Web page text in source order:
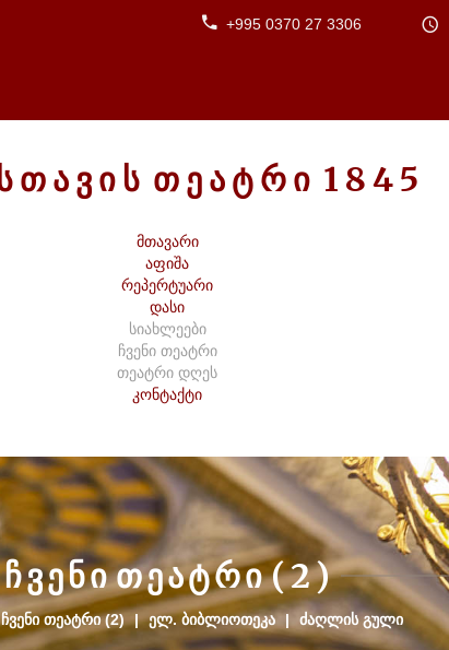
+995 0370 27 3306
ᲗᲐᲕᲘᲡ ᲗᲔᲐᲢᲠᲘ 1 845
მთავარი
აფიშა
რეპერტუარი
დასი
სიახლეები
ჩვენი თეატრი
თეატრი დღეს
კონტაქტი
ᲩᲕᲔᲜᲘ ᲗᲔᲐᲢᲠᲘ (2)
ᲩᲕᲔᲜᲘ ᲗᲔᲐᲢᲠᲘ (2) | ᲔᲚ. ᲑᲘᲑᲚᲘᲝᲗᲔᲙᲐ | ᲫᲐᲦᲚᲘᲡ ᲒᲣᲚᲘ